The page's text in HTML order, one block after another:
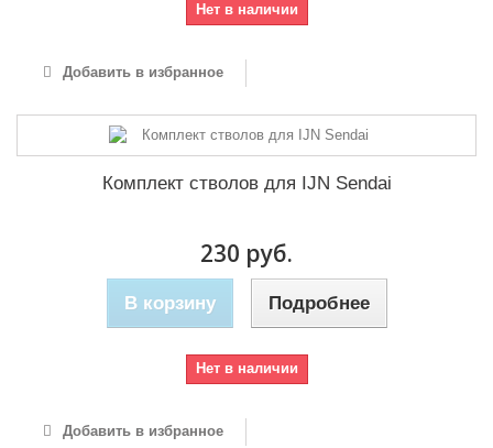
Нет в наличии
Добавить в избранное
Комплект стволов для IJN Sendai
230 руб.
В корзину Подробнее
Нет в наличии
Добавить в избранное